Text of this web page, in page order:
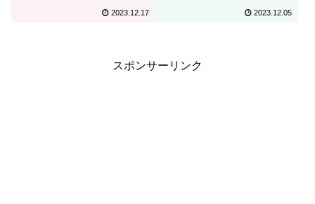
2023.12.17 2023.12.05
スポンサーリンク